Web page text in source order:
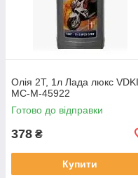
Олія 2T, 1л Лада люкс VDKI,
MC-M-45922
Готово до відправки
378 ₴
Купити